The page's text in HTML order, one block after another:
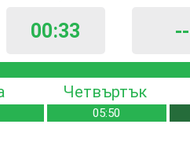
00:33 --
Четвъртък
05:50